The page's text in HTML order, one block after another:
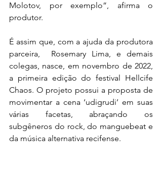
Molotov, por exemplo”, afirma o
produtor.
É assim que, com a ajuda da produtora
parceira,  Rosemary Lima, e demais
colegas, nasce, em novembro de 2022,
a primeira edição do festival Hellcife
Chaos. O projeto possui a proposta de
movimentar a cena ‘udigrudi’ em suas
várias facetas, abraçando os
subgêneros do rock, do manguebeat e
da música alternativa recifense.